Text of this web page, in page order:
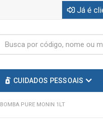
Já é
CUIDADOS PESSOAIS
BOMBA PURE MONIN 1LT